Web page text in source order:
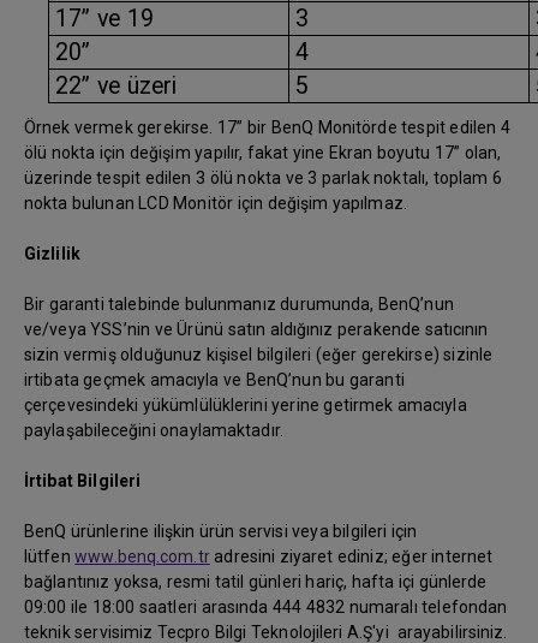
17” ve 19
3
20”
4
22” ve üzeri
5
Örnek vermek gerekirse. 17” bir BenQ Monitörde tespit edilen 4
ölü nokta için değişim yapılır, fakat yine Ekran boyutu 17” olan,
üzerinde tespit edilen 3 ölü nokta ve 3 parlak noktalı, toplam 6
nokta bulunan LCD Monitör için değişim yapılmaz.
Gizlilik
Bir garanti talebinde bulunmanız durumunda, BenQ’nun
ve/veya YSS’nin ve Ürünü satın aldığınız perakende satıcının
sizin vermiş olduğunuz kişisel bilgileri (eğer gerekirse) sizinle
irtibata geçmek amacıyla ve BenQ’nun bu garanti
çerçevesindeki yükümlülüklerini yerine getirmek amacıyla
paylaşabileceğini onaylamaktadır.
İrtibat Bilgileri
BenQ ürünlerine ilişkin ürün servisi veya bilgileri için
lütfenwww.benq.com.tradresini ziyaret ediniz; eğer internet
bağlantınız yoksa, resmi tatil günleri hariç, hafta içi günlerde
09:00 ile 18:00 saatleri arasında 444 4832 numaralı telefondan
teknik servisimiz Tecpro Bilgi Teknolojileri A.Ş'yi arayabilirsiniz.